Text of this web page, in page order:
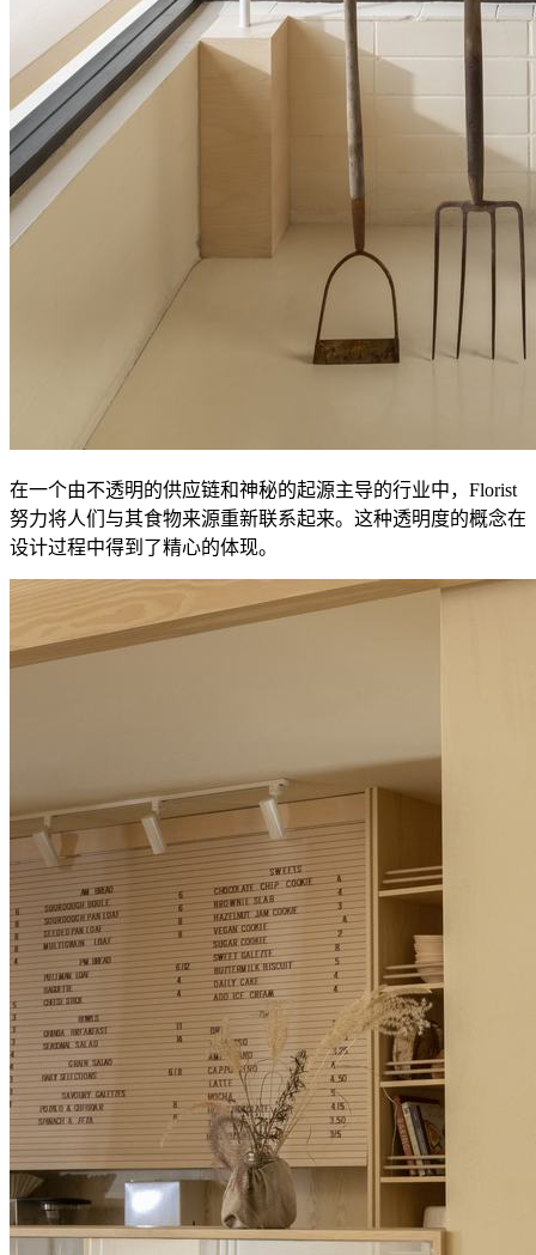
在一个由不透明的供应链和神秘的起源主导的行业中，Florist
努力将人们与其食物来源重新联系起来。这种透明度的概念在
设计过程中得到了精心的体现。